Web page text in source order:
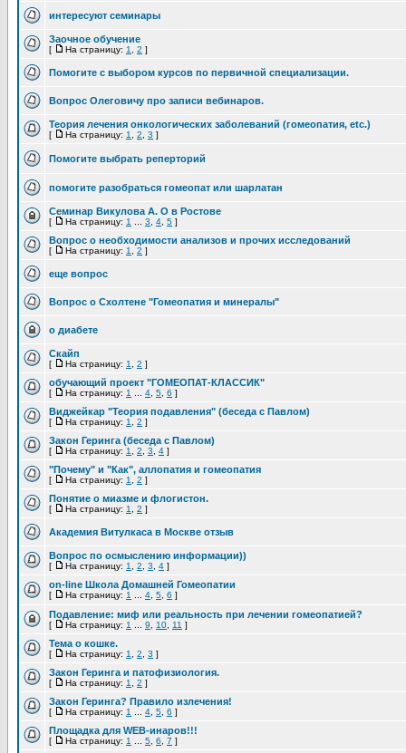
интересуют семинары
Заочное обучение
[ На страницу: 1 2 ]
Помогите с выбором курсов по первичной специализации.
Вопрос Олеговичу про записи вебинаров.
Теория лечения онкологических заболеваний (гомеопатия, etc.)
[ На страницу: 1 2 3 ]
Помогите выбрать реперторий
помогите разобраться гомеопат или шарлатан
Семинар Викулова А. О в Ростове
[ На страницу: 1 3 4 5 ]
Вопрос о необходимости анализов и прочих исследований
[ На страницу: 1 2 ]
еще вопрос
Вопрос о Схолтене "Гомеопатия и минералы"
о диабете
Скайп
[ На страницу: 1 2 ]
обучающий проект "ГОМЕОПАТ-КЛАССИК"
[ На страницу: 1 4 5 6 ]
Виджейкар "Теория подавления" (беседа с Павлом)
[ На страницу: 1 2 ]
Закон Геринга (беседа с Павлом)
[ На страницу: 1 2 3 4 ]
"Почему" и "Как", аллопатия и гомеопатия
[ На страницу: 1 2 ]
Понятие о миазме и флогистон.
[ На страницу: 1 2 ]
Академия Витулкаса в Москве отзыв
Вопрос по осмыслению информации))
[ На страницу: 1 2 3 4 ]
on-line Школа Домашней Гомеопатии
[ На страницу: 1 4 5 6 ]
Подавление: миф или реальность при лечении гомеопатией?
[ На страницу: 1 9 10 11 ]
Тема о кошке.
[ На страницу: 1 2 3 ]
Закон Геринга и патофизиология.
[ На страницу: 1 2 ]
Закон Геринга? Правило излечения!
[ На страницу: 1 4 5 6 ]
Площадка для WEB-инаров!!!
[ На страницу: 1 5 6 7 ]